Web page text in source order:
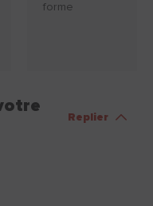
forme
Replier